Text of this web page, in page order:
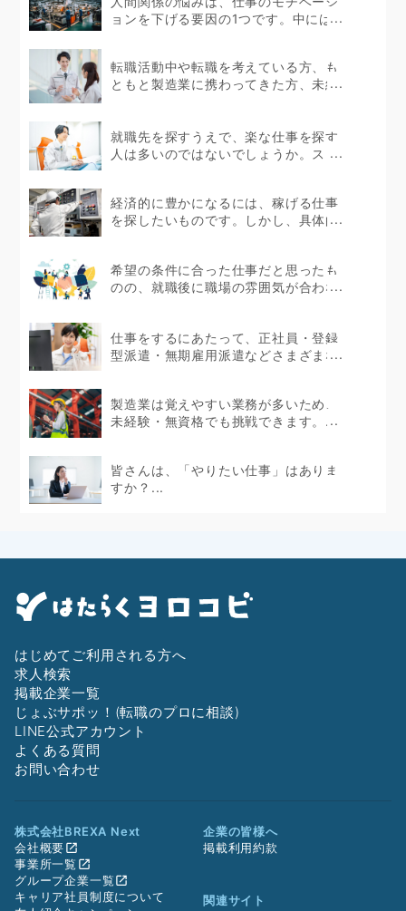
ョンを下げる要因の1つです。中にはス
転職活動中や転職を考えている方、も
ともと製造業に携わってきた方、未経
就職先を探すうえで、楽な仕事を探す
人は多いのではないでしょうか。スト
経済的に豊かになるには、稼げる仕事
を探したいものです。しかし、具体的
希望の条件に合った仕事だと思ったも
のの、就職後に職場の雰囲気が合わな
仕事をするにあたって、正社員・登録
型派遣・無期雇用派遣などさまざまな
製造業は覚えやすい業務が多いため、
未経験・無資格でも挑戦できます。...
皆さんは、「やりたい仕事」はありま
すか？...
はじめてご利用される方へ
求人検索
掲載企業一覧
じょぶサポッ！(転職のプロに相談)
LINE公式アカウント
よくある質問
お問い合わせ
株式会社BREXA Next
会社概要
事業所一覧
グループ企業一覧
キャリア社員制度について
企業の皆様へ
掲載利用約款
関連サイト